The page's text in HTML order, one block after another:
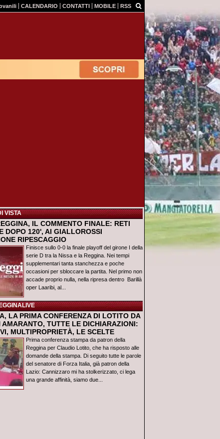
CALENDARIO CONTATTI MOBILE RSS
VISTA
IL COMMENTO FINALE: RETI
DOPO 120', AI GIALLOROSSI
RIPESCAGGIO
Finisce sullo 0-0 la finale playoff del girone I della
serie D tra la Nissa e la Reggina. Nei tempi
supplementari tanta stanchezza e poche
occasioni per sbloccare la partita. Nel primo non
accade proprio nulla, nella ripresa dentro Barillà
oper Laaribi, al...
LA PRIMA CONFERENZA DI LOTITO DA
AMARANTO, TUTTE LE DICHIARAZIONI:
MULTIPROPRIETÀ, LE SCELTE
Prima conferenza stampa da patron della
Reggina per Claudio Lotito, che ha risposto alle
domande della stampa. Di seguito tutte le parole
del senatore di Forza Italia, già patron della
Lazio: Cannizzaro mi ha stolkerizzato, ci lega
una grande affinità, siamo due...